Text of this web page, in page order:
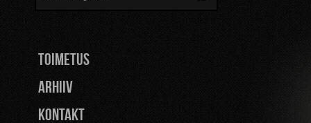
TOIMETUS
Arhiiv
Kontakt